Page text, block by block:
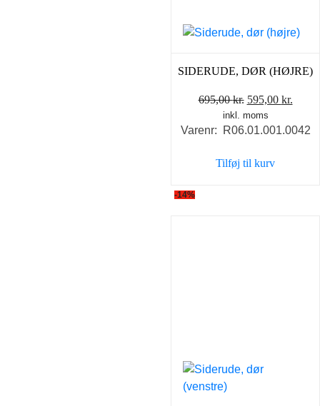
SIDERUDE, DØR (HØJRE)
695,00kr. Den
oprindelige
pris
695,00 kr..
595,00 kr.
pris
inkl. moms
Varenr: R06.01.001.0042
Tilføj til kurv
-14%